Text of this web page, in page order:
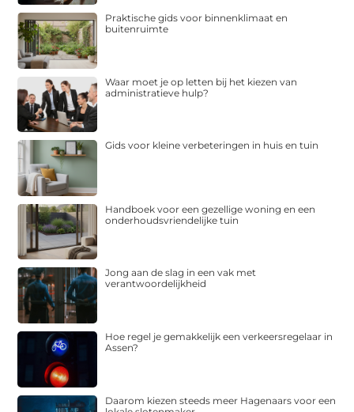
Praktische gids voor binnenklimaat en
buitenruimte
Waar moet je op letten bij het kiezen van
administratieve hulp?
Gids voor kleine verbeteringen in huis en tuin
Handboek voor een gezellige woning en een
onderhoudsvriendelijke tuin
Jong aan de slag in een vak met
verantwoordelijkheid
Hoe regel je gemakkelijk een verkeersregelaar in
Assen?
Daarom kiezen steeds meer Hagenaars voor een